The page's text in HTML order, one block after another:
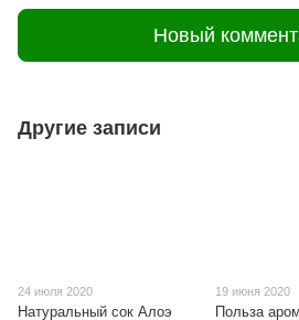
Новый
Другие записи
24 июля 2020
Натуральный сок Алоэ
19 июня 2020
Польза